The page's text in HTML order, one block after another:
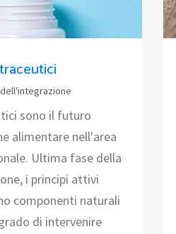
sono il futuro
alimentare nell'area
Ultima fase della
i principi attivi
componenti naturali
di intervenire